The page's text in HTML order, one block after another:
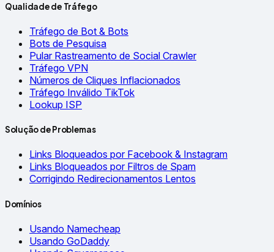
Qualidade de Tráfego
Tráfego de Bot & Bots
Bots de Pesquisa
Pular Rastreamento de Social Crawler
Tráfego VPN
Números de Cliques Inflacionados
Tráfego Inválido TikTok
Lookup ISP
Solução de Problemas
Links Bloqueados por Facebook & Instagram
Links Bloqueados por Filtros de Spam
Corrigindo Redirecionamentos Lentos
Domínios
Usando Namecheap
Usando GoDaddy